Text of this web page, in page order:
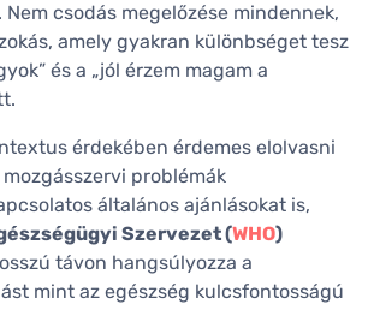
csodás megelőzése mindennek,
amely gyakran különbséget tesz
és a „jól érzem magam a
érdekében érdemes elolvasni
problémák
általános ajánlásokat is,
Szervezet (WHO)
távon hangsúlyozza a
mint az egészség kulcsfontosságú